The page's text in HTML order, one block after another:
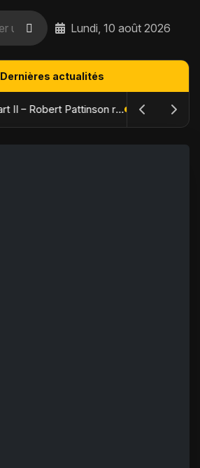
Lundi, 10 août 2026
Dernières actualités
The Batman : Part II – Robert Pattinson replonge dans les ténèbres de Gotham dès octobre 2027